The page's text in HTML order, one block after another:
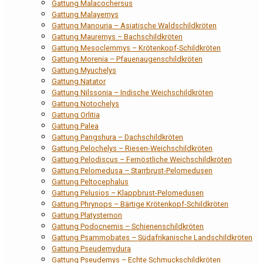
Gattung Malacochersus
Gattung Malayemys
Gattung Manouria – Asiatische Waldschildkröten
Gattung Mauremys – Bachschildkröten
Gattung Mesoclemmys – Krötenkopf-Schildkröten
Gattung Morenia – Pfauenaugenschildkröten
Gattung Myuchelys
Gattung Natator
Gattung Nilssonia – Indische Weichschildkröten
Gattung Notochelys
Gattung Orlitia
Gattung Palea
Gattung Pangshura – Dachschildkröten
Gattung Pelochelys – Riesen-Weichschildkröten
Gattung Pelodiscus – Fernöstliche Weichschildkröten
Gattung Pelomedusa – Starrbrust-Pelomedusen
Gattung Peltocephalus
Gattung Pelusios – Klappbrust-Pelomedusen
Gattung Phrynops – Bärtige Krötenkopf-Schildkröten
Gattung Platysternon
Gattung Podocnemis – Schienenschildkröten
Gattung Psammobates – Südafrikanische Landschildkröten
Gattung Pseudemydura
Gattung Pseudemys – Echte Schmuckschildkröten